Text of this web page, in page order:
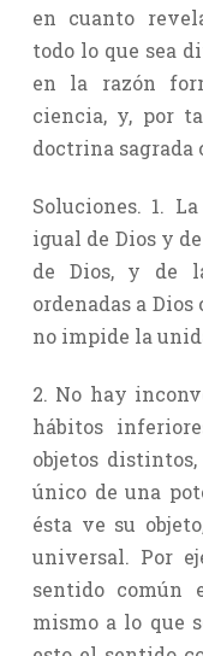
en cuanto
todo lo que sea
en la razón
ciencia, y, por
doctrina sagrada
Soluciones. 1.
igual de Dios y
de Dios, y de
ordenadas a
no impide la
2. No hay
hábitos
objetos
único de una
ésta ve su
universal. Por
sentido común
mismo a lo que